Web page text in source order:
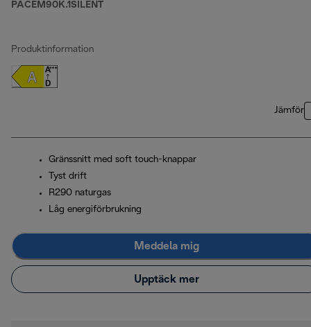
PACEM90K.1SILENT
Produktinformation
Jämför
Gränssnitt med soft touch-knappar
Tyst drift
R290 naturgas
Låg energiförbrukning
Meddela mig
Upptäck mer